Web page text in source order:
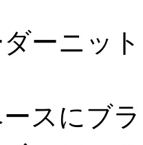
ダーニッ
スにブ